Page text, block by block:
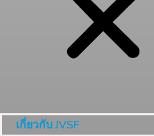
เกี่ยวกับ JVSF